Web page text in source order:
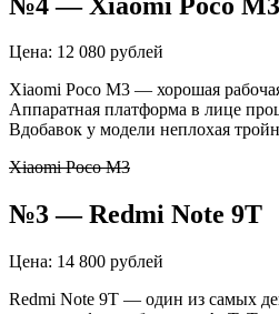
Цена: 12 080 рублей
Xiaomi Poco M3 — хорошая
Аппаратная платформа в лице
Вдобавок у модели неплохая
Xiaomi Poco M3
№3 — Redmi Note 9T
Цена: 14 800 рублей
Redmi Note 9T — один из самых